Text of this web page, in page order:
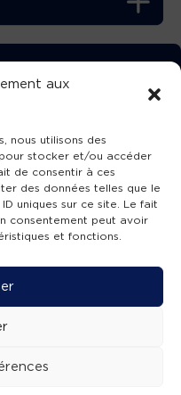
aux
nous utilisons des
stocker et/ou accéder
de consentir à ces
des données telles que le
uniques sur ce site. Le fait
consentement peut avoir
et fonctions.
TVBA !
!